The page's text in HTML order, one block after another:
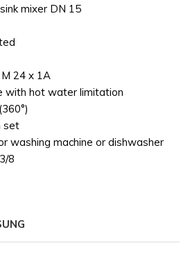
mixer DN 15
24 x 1A
with hot water limitation
set
washing machine or dishwasher
8